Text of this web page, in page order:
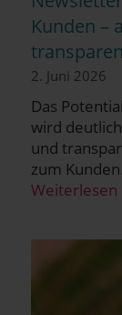
Kun­den –
2. Juni 2026
Das
wird
und
zum Kun­den.
Wei­ter­le­sen